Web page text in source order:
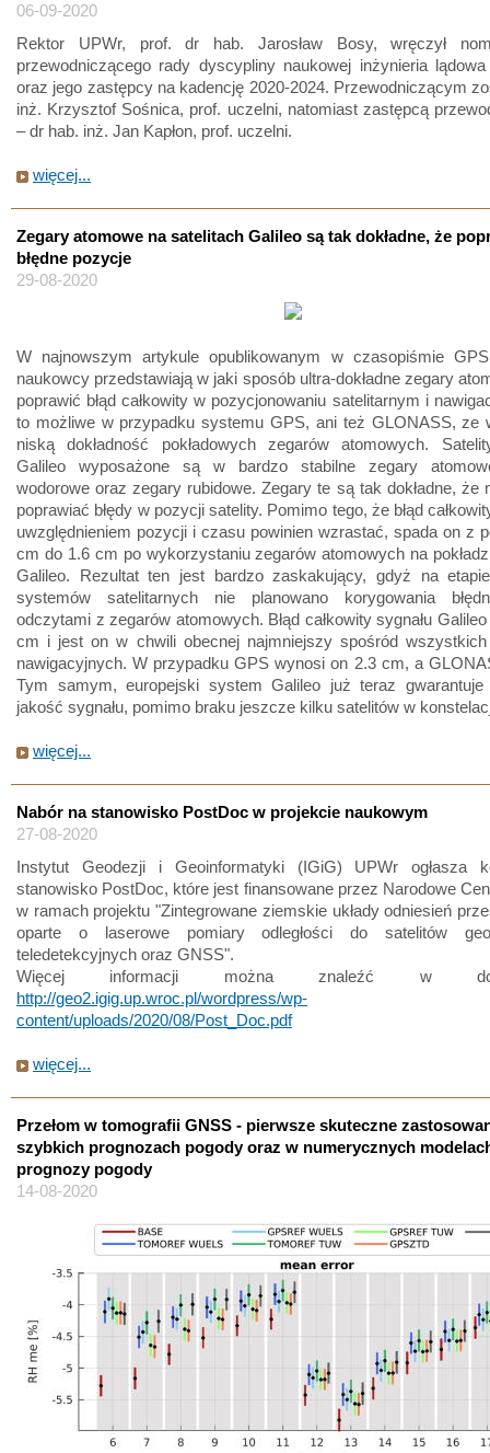
06-09-2020
Rektor UPWr, prof. dr hab. Jarosław Bosy, wręczył
przewodniczącego rady dyscypliny naukowej inżynieria
oraz jego zastępcy na kadencję 2020-2024. Przewodniczącym
inż. Krzysztof Sośnica, prof. uczelni, natomiast zastępcą
– dr hab. inż. Jan Kapłon, prof. uczelni.
więcej...
Zegary atomowe na satelitach Galileo są tak dokładne, że
błędne pozycje
29-08-2020
W najnowszym artykule opublikowanym w czasopiśmie
naukowcy przedstawiają w jaki sposób ultra-dokładne zegary
poprawić błąd całkowity w pozycjonowaniu satelitarnym i
to możliwe w przypadku systemu GPS, ani też GLONASS, ze
niską dokładność pokładowych zegarów atomowych.
Galileo wyposażone są w bardzo stabilne zegary
wodorowe oraz zegary rubidowe. Zegary te są tak dokładne, że
poprawiać błędy w pozycji satelity. Pomimo tego, że błąd
uwzględnieniem pozycji i czasu powinien wzrastać, spada on z
cm do 1.6 cm po wykorzystaniu zegarów atomowych na
Galileo. Rezultat ten jest bardzo zaskakujący, gdyż na
systemów satelitarnych nie planowano korygowania
odczytami z zegarów atomowych. Błąd całkowity sygnału
cm i jest on w chwili obecnej najmniejszy spośród
nawigacyjnych. W przypadku GPS wynosi on 2.3 cm, a
Tym samym, europejski system Galileo już teraz gwarantuje
jakość sygnału, pomimo braku jeszcze kilku satelitów w
więcej...
Nabór na stanowisko PostDoc w projekcie naukowym
27-08-2020
Instytut Geodezji i Geoinformatyki (IGiG) UPWr ogłasza
stanowisko PostDoc, które jest finansowane przez Narodowe
w ramach projektu "Zintegrowane ziemskie układy odniesień
oparte o laserowe pomiary odległości do satelitów
teledetekcyjnych oraz GNSS".
Więcej informacji można znaleźć w
http://geo2.igig.up.wroc.pl/wordpress/wp-
content/uploads/2020/08/Post_Doc.pdf
więcej...
Przełom w tomografii GNSS - pierwsze skuteczne
szybkich prognozach pogody oraz w numerycznych
prognozy pogody
14-08-2020